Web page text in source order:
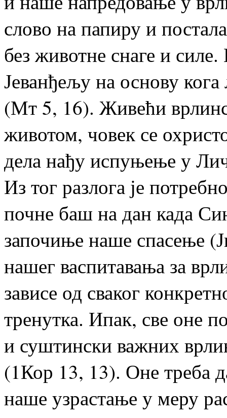
слово на папиру и
без животне снаге и
Јеванђељу на основу
(Мт 5, 16). Живећи
животом, човек се
дела нађу испуњење у
Из тог разлога је
почне баш на дан када
започиње наше спасење
нашег васпитавања за
зависе од сваког
тренутка. Ипак, све оне
и суштински важних
(1Кор 13, 13). Оне треба
наше узрастање у меру